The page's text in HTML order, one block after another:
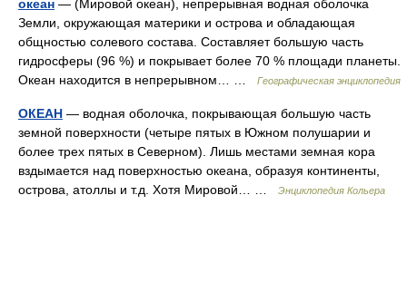
океан — (Мировой океан), непрерывная водная оболочка
Земли, окружающая материки и острова и обладающая
общностью солевого состава. Составляет большую часть
гидросферы (96 %) и покрывает более 70 % площади планеты.
Океан находится в непрерывном… …
Географическая энциклопедия
ОКЕАН — водная оболочка, покрывающая большую часть
земной поверхности (четыре пятых в Южном полушарии и
более трех пятых в Северном). Лишь местами земная кора
вздымается над поверхностью океана, образуя континенты,
острова, атоллы и т.д. Хотя Мировой… …
Энциклопедия Кольера